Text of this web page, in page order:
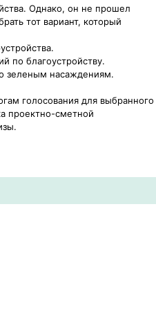
Однако, он не прошел
тот вариант, который
по благоустройству.
зеленым насаждениям.
голосования для выбранного
проектно-сметной